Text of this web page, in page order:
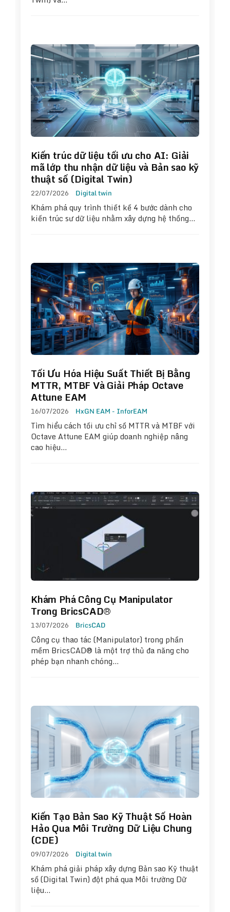
Kiến trúc dữ liệu tối ưu cho AI: Giải
mã lớp thu nhận dữ liệu và Bản sao kỹ
thuật số (Digital Twin)
22/07/2026 Digital twin
Khám phá quy trình thiết kế 4 bước dành cho
kiến trúc sư dữ liệu nhằm xây dựng hệ thống…
Tối Ưu Hóa Hiệu Suất Thiết Bị Bằng
MTTR, MTBF Và Giải Pháp Octave
Attune EAM
16/07/2026 HxGN EAM - InforEAM
Tìm hiểu cách tối ưu chỉ số MTTR và MTBF với
Octave Attune EAM giúp doanh nghiệp nâng
cao hiệu…
Khám Phá Công Cụ Manipulator
Trong BricsCAD®
13/07/2026 BricsCAD
Công cụ thao tác (Manipulator) trong phần
mềm BricsCAD® là một trợ thủ đa năng cho
phép bạn nhanh chóng…
Kiến Tạo Bản Sao Kỹ Thuật Số Hoàn
Hảo Qua Môi Trường Dữ Liệu Chung
(CDE)
09/07/2026 Digital twin
Khám phá giải pháp xây dựng Bản sao Kỹ thuật
số (Digital Twin) đột phá qua Môi trường Dữ
liệu…